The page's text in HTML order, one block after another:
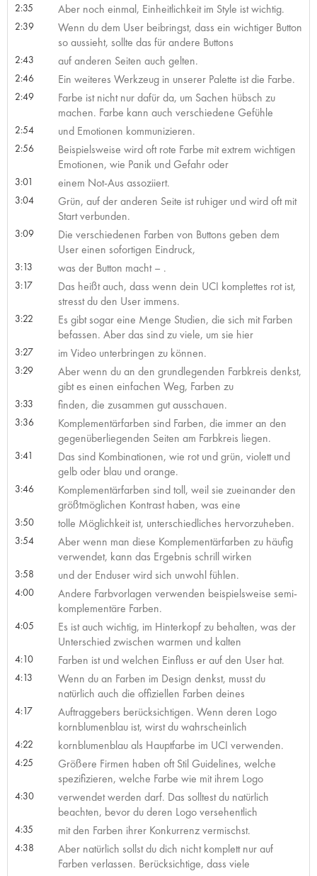
2:35 Aber noch einmal, Einheitlichkeit im Style ist wichtig.
2:39
Wenn du dem User beibringst, dass ein wichtiger Button
so aussieht, sollte das für andere Buttons
2:43 auf anderen Seiten auch gelten.
2:46 Ein weiteres Werkzeug in unserer Palette ist die Farbe.
2:49
Farbe ist nicht nur dafür da, um Sachen hübsch zu
machen. Farbe kann auch verschiedene Gefühle
2:54 und Emotionen kommunizieren.
2:56
Beispielsweise wird oft rote Farbe mit extrem wichtigen
Emotionen, wie Panik und Gefahr oder
3:01 einem Not-Aus assoziiert.
3:04
Grün, auf der anderen Seite ist ruhiger und wird oft mit
Start verbunden.
3:09
Die verschiedenen Farben von Buttons geben dem
User einen sofortigen Eindruck,
3:13 was der Button macht – .
3:17
Das heißt auch, dass wenn dein UCI komplettes rot ist,
stresst du den User immens.
3:22
Es gibt sogar eine Menge Studien, die sich mit Farben
befassen. Aber das sind zu viele, um sie hier
3:27 im Video unterbringen zu können.
3:29
Aber wenn du an den grundlegenden Farbkreis denkst,
gibt es einen einfachen Weg, Farben zu
3:33 finden, die zusammen gut ausschauen.
3:36
Komplementärfarben sind Farben, die immer an den
gegenüberliegenden Seiten am Farbkreis liegen.
3:41
Das sind Kombinationen, wie rot und grün, violett und
gelb oder blau und orange.
3:46
Komplementärfarben sind toll, weil sie zueinander den
größtmöglichen Kontrast haben, was eine
3:50 tolle Möglichkeit ist, unterschiedliches hervorzuheben.
3:54
Aber wenn man diese Komplementärfarben zu häufig
verwendet, kann das Ergebnis schrill wirken
3:58 und der Enduser wird sich unwohl fühlen.
4:00
Andere Farbvorlagen verwenden beispielsweise semi-
komplementäre Farben.
4:05
Es ist auch wichtig, im Hinterkopf zu behalten, was der
Unterschied zwischen warmen und kalten
4:10 Farben ist und welchen Einfluss er auf den User hat.
4:13
Wenn du an Farben im Design denkst, musst du
natürlich auch die offiziellen Farben deines
4:17
Auftraggebers berücksichtigen. Wenn deren Logo
kornblumenblau ist, wirst du wahrscheinlich
4:22 kornblumenblau als Hauptfarbe im UCI verwenden.
4:25
Größere Firmen haben oft Stil Guidelines, welche
spezifizieren, welche Farbe wie mit ihrem Logo
4:30
verwendet werden darf. Das solltest du natürlich
beachten, bevor du deren Logo versehentlich
4:35 mit den Farben ihrer Konkurrenz vermischst.
4:38
Aber natürlich sollst du dich nicht komplett nur auf
Farben verlassen. Berücksichtige, dass viele